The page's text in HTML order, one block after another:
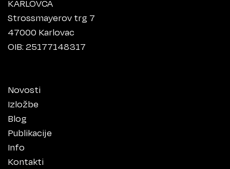
KARLOVCA
Strossmayerov trg 7
47000 Karlovac
OIB: 25177148317
Novosti
Izložbe
Blog
Publikacije
Info
Kontakti